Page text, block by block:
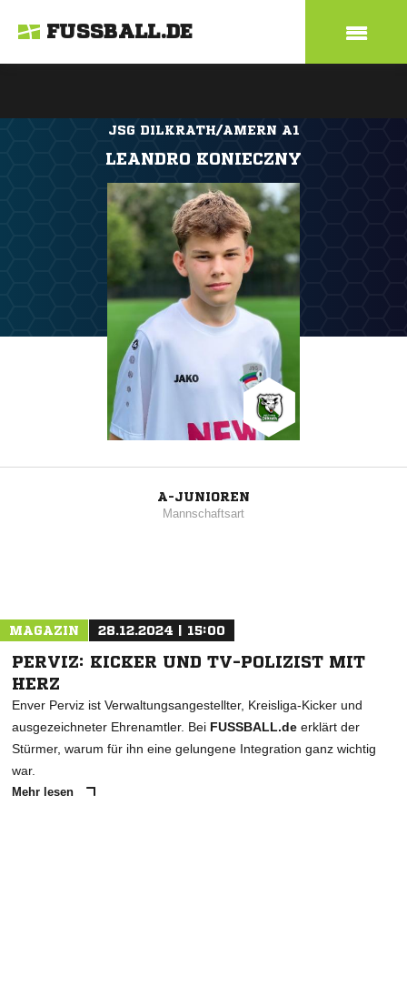
FUSSBALL.DE
JSG DILKRATH/AMERN A1
LEANDRO KONIECZNY
A-JUNIOREN
Mannschaftsart
MAGAZIN 28.12.2024 | 15:00
PERVIZ: KICKER UND TV-POLIZIST MIT
HERZ
Enver Perviz ist Verwaltungsangestellter, Kreisliga-Kicker und
ausgezeichneter Ehrenamtler. Bei FUSSBALL.de erklärt der
Stürmer, warum für ihn eine gelungene Integration ganz wichtig
war.
Mehr lesen